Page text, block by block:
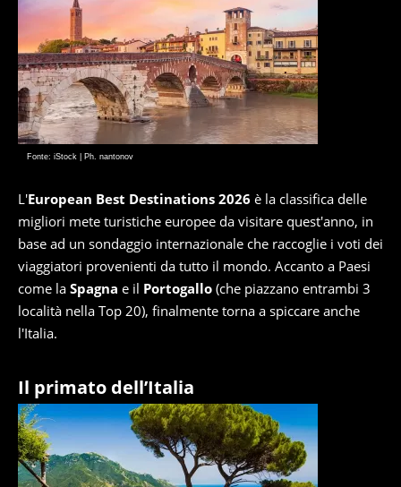
Fonte: iStock | Ph. nantonov
L'European Best Destinations 2026 è la classifica delle
migliori mete turistiche europee da visitare quest'anno, in
base ad un sondaggio internazionale che raccoglie i voti dei
viaggiatori provenienti da tutto il mondo. Accanto a Paesi
come la Spagna e il Portogallo (che piazzano entrambi 3
località nella Top 20), finalmente torna a spiccare anche
l'Italia.
Il primato dell’Italia